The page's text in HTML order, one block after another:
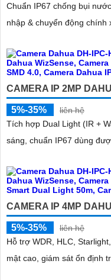
Chuẩn IP67 chống bụi
nhập & chuyển động chính
CAMERA IP 2MP
5%-35%
liên hệ
Tích hợp Dual Light (IR +
sáng, chuẩn IP67 dùng
CAMERA IP 4MP
5%-35%
liên hệ
Hỗ trợ WDR, HLC,
mật cao, giám sát ổn định